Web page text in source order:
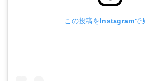
この投稿をInstagramで